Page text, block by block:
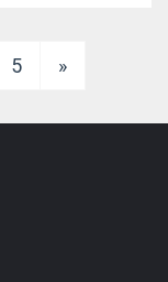
5 »